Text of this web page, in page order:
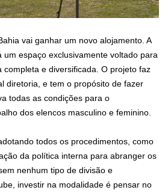
vai ganhar um novo alojamento. A
um espaço exclusivamente voltado para
completa e diversificada. O projeto faz
diretoria, e tem o propósito de fazer
todas as condições para o
dos elencos masculino e feminino.
todos os procedimentos, como
da política interna para abranger os
nenhum tipo de divisão e
investir na modalidade é pensar no